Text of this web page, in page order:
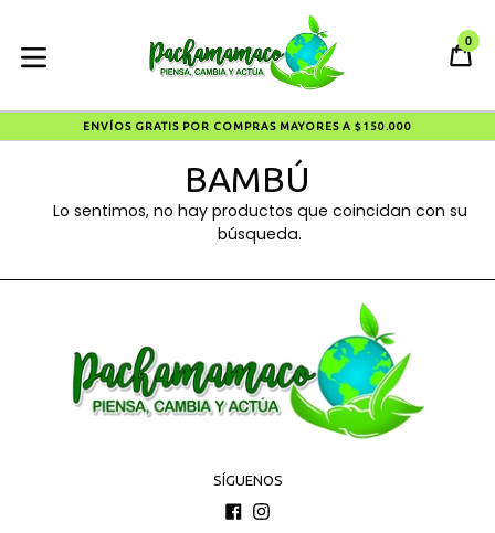
contenido
expandir/contraer
0
ENVÍOS GRATIS POR COMPRAS MAYORES A $150.000
BAMBÚ
Lo sentimos, no hay productos que coincidan con su
búsqueda.
SÍGUENOS
Facebook
Instagram